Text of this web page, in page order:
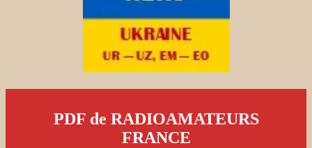
PDF de RADIOAMATEURS
FRANCE